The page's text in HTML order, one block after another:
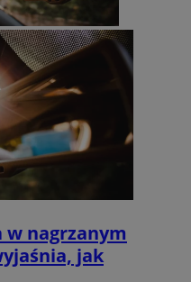
w nagrzanym
jak